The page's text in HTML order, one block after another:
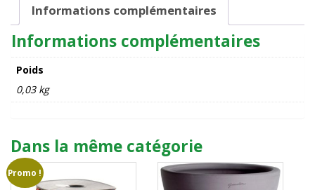
Informations complémentaires
Informations complémentaires
Poids
0,03 kg
Dans la même catégorie
Promo !